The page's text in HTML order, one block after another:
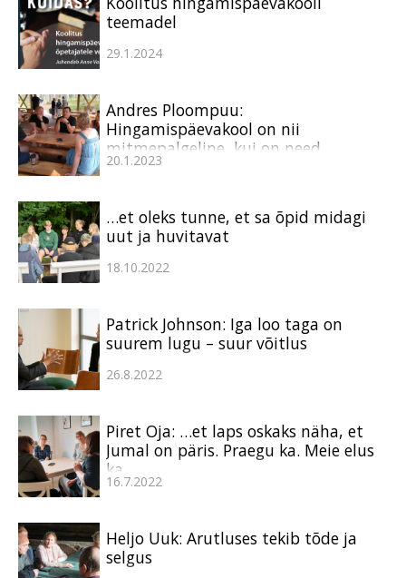
teemadel
29.1.2024
Andres Ploompuu:
Hingamispäevakool on nii
mitmepalgeline, kui on need
inimesed, kes sellest osa võtavad
20.1.2023
…et oleks tunne, et sa õpid midagi
uut ja huvitavat
18.10.2022
Patrick Johnson: Iga loo taga on
suurem lugu – suur võitlus
26.8.2022
Piret Oja: …et laps oskaks näha, et
Jumal on päris. Praegu ka. Meie elus
ka.
16.7.2022
Heljo Uuk: Arutluses tekib tõde ja
selgus